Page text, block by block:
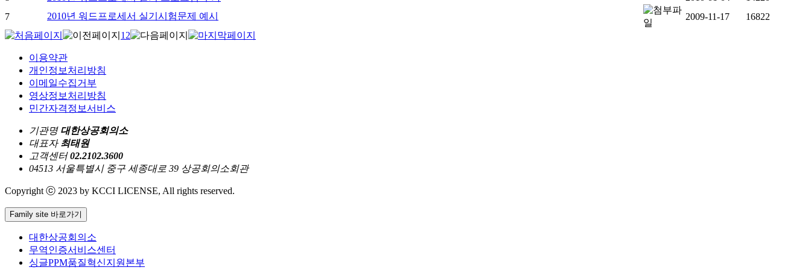
7
2010년 워드프로세서 실기시험문제 예시 2009-11-17
16822
12
이용약관
개인정보처리방침
이메일수집거부
영상정보처리방침
민간자격정보서비스
기관명 대한상공회의소
대표자 최태원
고객센터 02.2102.3600
04513 서울특별시 중구 세종대로 39 상공회의소회관
Copyright ⓒ 2023 by KCCI LICENSE, All rights reserved.
Family site 바로가기
대한상공회의소
무역인증서비스센터
싱글PPM품질혁신지원본부